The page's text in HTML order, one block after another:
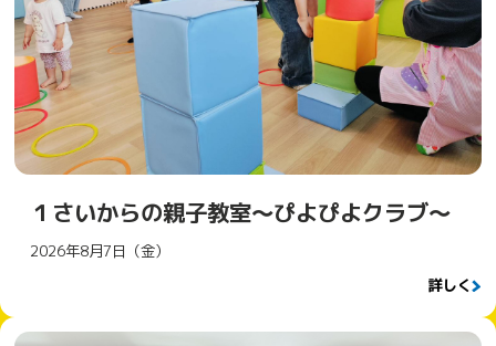
１さいからの親子教室～ぴよぴよクラブ～
2026年8月7日（金）
詳しく